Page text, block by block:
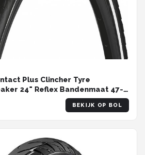
Plus Clincher Tyre
24" Reflex Bandenmaat 47-
BEKIJK OP BOL